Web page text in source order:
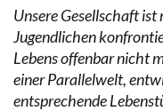
Unsere Gesellschaft
Jugendlichen
Lebens offenbar nicht
einer Parallelwelt,
entsprechende